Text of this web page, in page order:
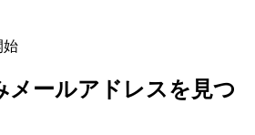
始
メールアドレスを見つ